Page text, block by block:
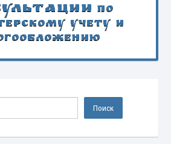
по
учету и